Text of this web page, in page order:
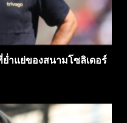
ำแย่ของสนามโซลิเดอร์